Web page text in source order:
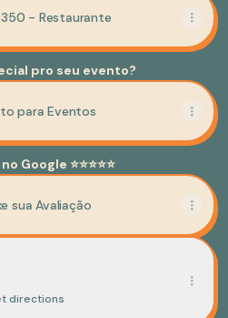
- Restaurante
pro seu evento?
para Eventos
Google ⭐⭐⭐⭐⭐
sua Avaliação
directions